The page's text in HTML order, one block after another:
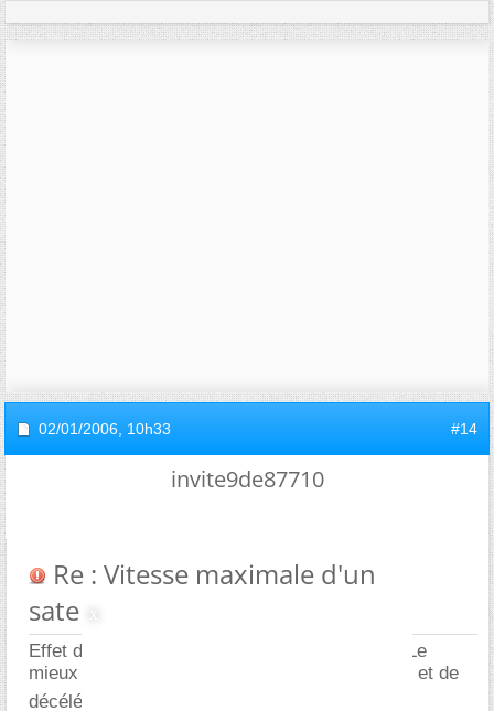
02/01/2006, 10h33 #14
invite9de87710
Re : Vitesse maximale d'un
satellite dans l'espace...
Effet de fronde pour ralentir... Je ne sais pas. Le
mieux me semble de se retourner à mi-chemin et de
décélérer comme on a accélérer...